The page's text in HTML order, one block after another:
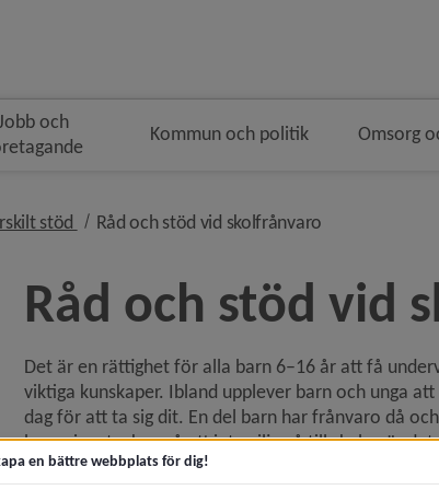
och
Kommun och politik Omsorg
stöd nivå i brödsmulenavigeringen
Råd och stöd vid skolfrånvaronivå i
Förskola
Grundskola
Råd och stöd vid
Det är en rättighet för alla barn 6–16 år att få
viktiga kunskaper. Ibland upplever barn och unga
dag för att ta sig dit. En del barn har frånvaro då
barn visar tecken på att inte vilja gå till skolan är
varför ett barn är hemma från skolan varierar.
en bättre webbplats för dig!